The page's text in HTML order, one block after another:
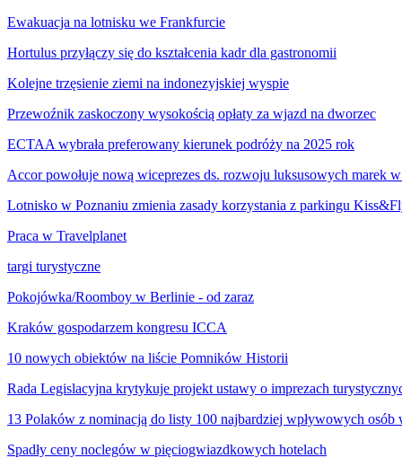
Ewakuacja na lotnisku we Frankfurcie
Hortulus przyłączy się do kształcenia kadr dla gastronomii
Kolejne trzęsienie ziemi na indonezyjskiej wyspie
Przewoźnik zaskoczony wysokością opłaty za wjazd na dworzec
ECTAA wybrała preferowany kierunek podróży na 2025 rok
Accor powołuje nową wiceprezes ds. rozwoju luksusowych marek
Lotnisko w Poznaniu zmienia zasady korzystania z parkingu
Praca w Travelplanet
targi turystyczne
Pokojówka/Roomboy w Berlinie - od zaraz
Kraków gospodarzem kongresu ICCA
10 nowych obiektów na liście Pomników Historii
Rada Legislacyjna krytykuje projekt ustawy o imprezach
13 Polaków z nominacją do listy 100 najbardziej wpływowych osób
Spadły ceny noclegów w pięciogwiazdkowych hotelach